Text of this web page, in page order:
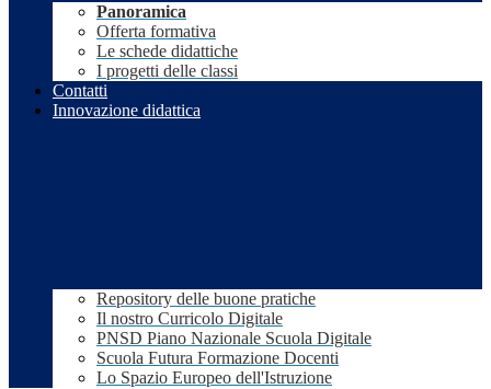
Panoramica
Offerta formativa
Le schede didattiche
I progetti delle classi
Contatti
Innovazione didattica
Repository delle buone pratiche
Il nostro Curricolo Digitale
PNSD Piano Nazionale Scuola Digitale
Scuola Futura Formazione Docenti
Lo Spazio Europeo dell'Istruzione